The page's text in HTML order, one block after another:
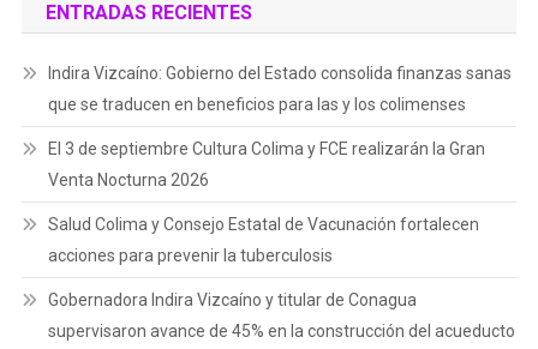
ENTRADAS RECIENTES
Indira Vizcaíno: Gobierno del Estado consolida finanzas sanas
que se traducen en beneficios para las y los colimenses
El 3 de septiembre Cultura Colima y FCE realizarán la Gran
Venta Nocturna 2026
Salud Colima y Consejo Estatal de Vacunación fortalecen
acciones para prevenir la tuberculosis
Gobernadora Indira Vizcaíno y titular de Conagua
supervisaron avance de 45% en la construcción del acueducto